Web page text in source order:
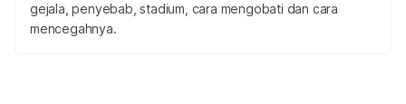
gejala, penyebab, stadium, cara mengobati dan cara
mencegahnya.